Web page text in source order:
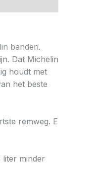
banden.
Dat Michelin
houdt met
het beste
remweg. E
liter minder